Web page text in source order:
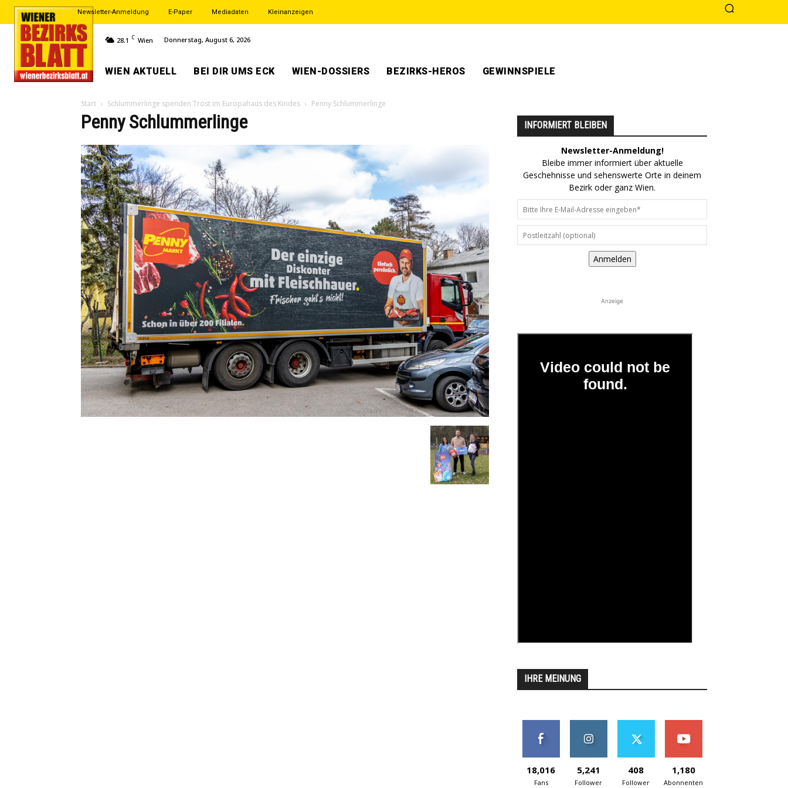
Newsletter-Anmeldung E-Paper Mediadaten Kleinanzeigen
28.1 C Wien Donnerstag, August 6, 2026
WIEN AKTUELL BEI DIR UMS ECK WIEN-DOSSIERS BEZIRKS-HEROS GEWINNSPIELE
Start Schlummerlinge spenden Trost im Europahaus des Kindes Penny Schlummerlinge
Penny Schlummerlinge INFORMIERT BLEIBEN
Newsletter-Anmeldung!
Bleibe immer informiert über aktuelle
Geschehnisse und sehenswerte Orte in deinem
Bezirk oder ganz Wien.
Anmelden
Anzeige
IHRE MEINUNG
18,016
Fans
5,241
Follower
408
Follower
1,180
Abonnenten